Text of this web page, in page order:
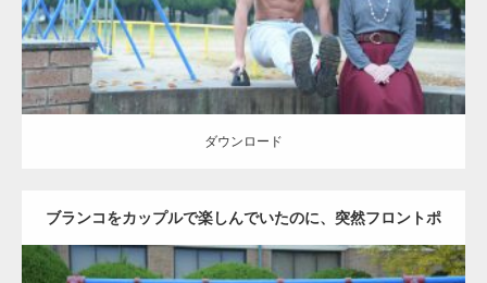
ダウンロード
ブランコをカップルで楽しんでいたのに、突然フロントポ
ーズをするマッチョ